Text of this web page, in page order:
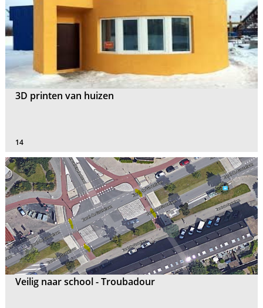
3D printen van huizen
14
Veilig naar school - Troubadour